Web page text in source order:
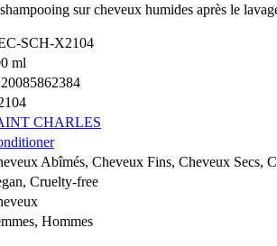
sur cheveux humides après le
SCH-X2104
ml
CHARLES
Abîmés, Cheveux Fins, Cheveux Secs,
Cruelty-free
Hommes